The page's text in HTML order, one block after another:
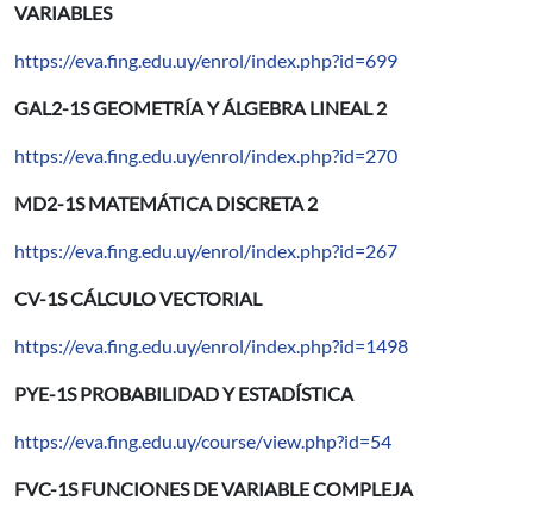
VARIABLES
https://eva.fing.edu.uy/enrol/index.php?id=699
GAL2-1S GEOMETRÍA Y ÁLGEBRA LINEAL 2
https://eva.fing.edu.uy/enrol/index.php?id=270
MD2-1S MATEMÁTICA DISCRETA 2
https://eva.fing.edu.uy/enrol/index.php?id=267
CV-1S CÁLCULO VECTORIAL
https://eva.fing.edu.uy/enrol/index.php?id=1498
PYE-1S PROBABILIDAD Y ESTADÍSTICA
https://eva.fing.edu.uy/course/view.php?id=54
FVC-1S FUNCIONES DE VARIABLE COMPLEJA